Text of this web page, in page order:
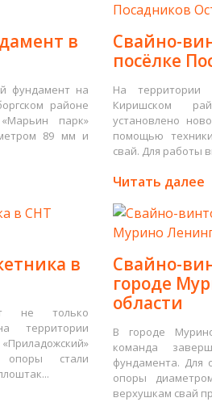
в
фундамент на
районе
парк»
89 мм и
Свайно-
посёлке
На территории
Киришском
установлено
помощью
свай. Для работы
Читать далее
в
не только
территории
опоры стали
Свайно-
городе
области
В городе
команда
фундамента. Для
опоры
верхушкам свай